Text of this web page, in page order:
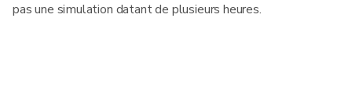
pas une simulation datant de plusieurs heures.